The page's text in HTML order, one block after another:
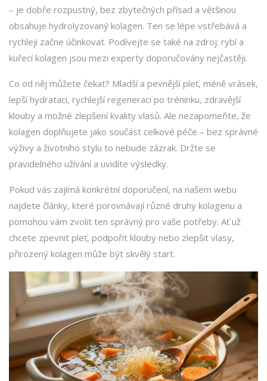
– je dobře rozpustný, bez zbytečných přísad a většinou
obsahuje hydrolyzovaný kolagen. Ten se lépe vstřebává a
rychleji začne účinkovat. Podívejte se také na zdroj: rybí a
kuřecí kolagen jsou mezi experty doporučovány nejčastěji.
Co od něj můžete čekat? Mladší a pevnější pleť, méně vrásek,
lepší hydrataci, rychlejší regeneraci po tréninku, zdravější
klouby a možné zlepšení kvality vlasů. Ale nezapomeňte, že
kolagen doplňujete jako součást celkové péče – bez správné
výživy a životního stylu to nebude zázrak. Držte se
pravidelného užívání a uvidíte výsledky.
Pokud vás zajímá konkrétní doporučení, na našem webu
najdete články, které porovnávají různé druhy kolagenu a
pomohou vám zvolit ten správný pro vaše potřeby. Ať už
chcete zpevnit pleť, podpořit klouby nebo zlepšit vlasy,
přirozený kolagen může být skvělý start.